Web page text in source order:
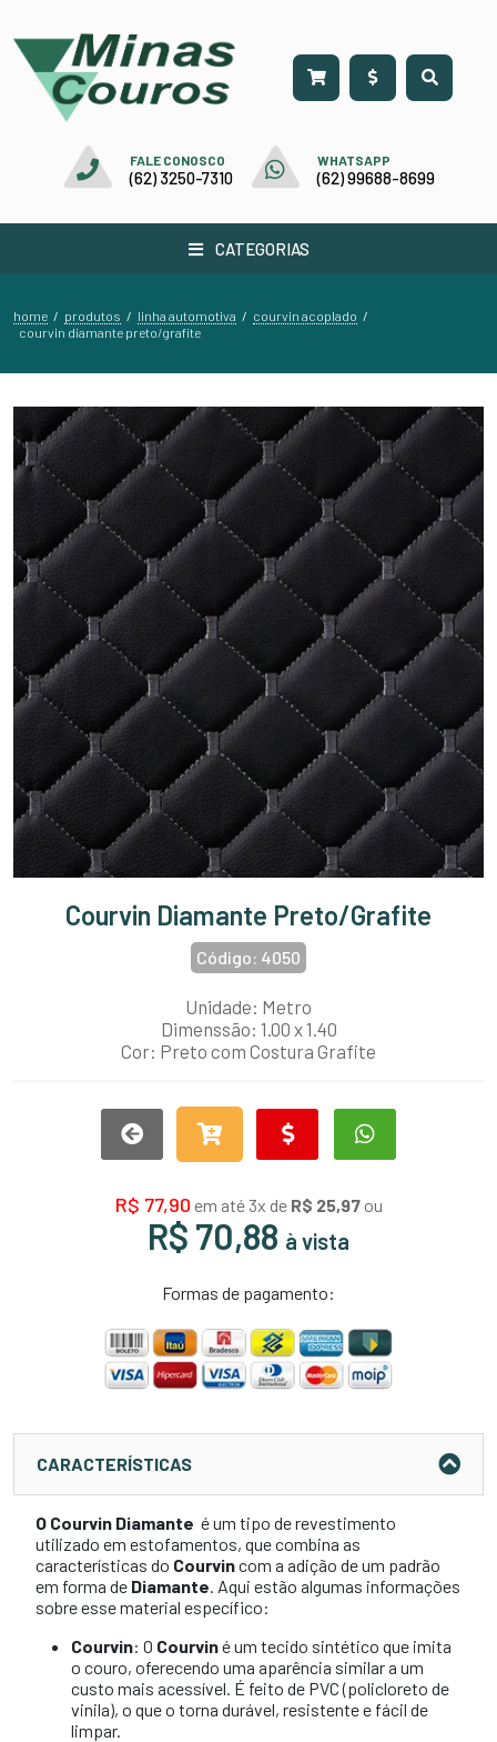
FALE CONOSCO
(62) 3250-7310
WHATSAPP
(62) 99688-8699
CATEGORIAS
home / produtos / linha automotiva / courvin acoplado /
courvin diamante preto/grafite
Courvin Diamante Preto/Grafite
Código: 4050
Unidade: Metro
Dimenssão: 1.00 x 1.40
Cor: Preto com Costura Grafite
R$ 77,90 em até 3x de R$ 25,97ou
R$ 70,88 à vista
Formas de pagamento:
CARACTERÍSTICAS
O Courvin Diamante é um tipo de revestimento
utilizado em estofamentos, que combina as
características do Courvincom a adição de um padrão
em forma de Diamante . Aqui estão algumas informações
sobre esse material específico:
Courvin: O Courviné um tecido sintético que imita
o couro, oferecendo uma aparência similar a um
custo mais acessível. É feito de PVC (policloreto de
vinila), o que o torna durável, resistente e fácil de
limpar.